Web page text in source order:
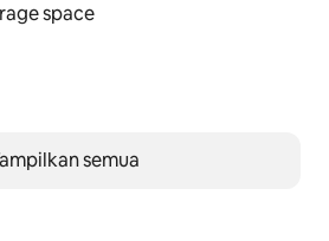
space
semua